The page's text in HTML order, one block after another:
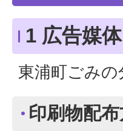
1 広告媒
東浦町ごみ
印刷物配